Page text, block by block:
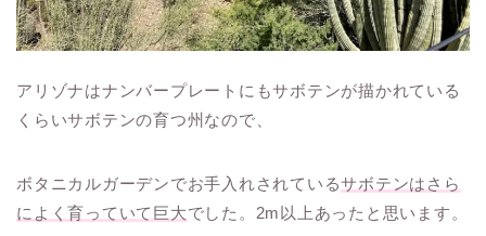
アリゾナはナンバープレートにもサボテンが描かれている
くらいサボテンの育つ州なので、
ボタニカルガーデンでお手入れされているサボテンはさら
によく育っていて巨大でした。2m以上あったと思います。